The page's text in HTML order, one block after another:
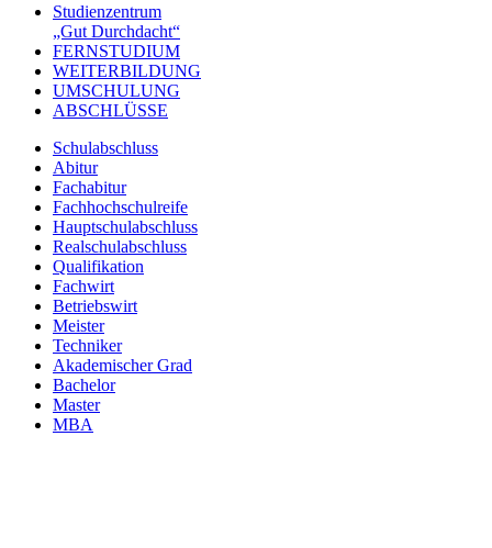
Studienzentrum
„Gut Durchdacht“
FERNSTUDIUM
WEITERBILDUNG
UMSCHULUNG
ABSCHLÜSSE
Schulabschluss
Abitur
Fachabitur
Fachhochschulreife
Hauptschulabschluss
Realschulabschluss
Qualifikation
Fachwirt
Betriebswirt
Meister
Techniker
Akademischer Grad
Bachelor
Master
MBA